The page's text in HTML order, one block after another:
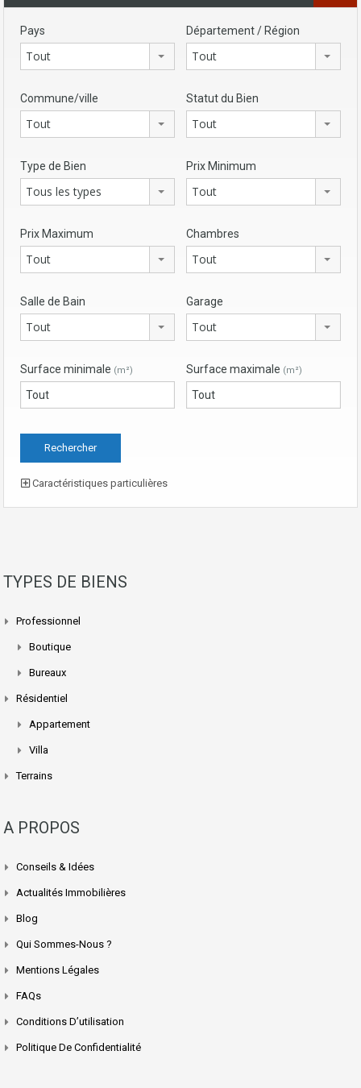
Pays
Tout
Département / Région
Tout
Commune/ville
Tout
Statut du Bien
Tout
Type de Bien
Tous les types
Prix Minimum
Tout
Prix Maximum
Tout
Chambres
Tout
Salle de Bain
Tout
Garage
Tout
Surface minimale (m²) Surface maximale (m²)
Caractéristiques particulières
TYPES DE BIENS
Professionnel
Boutique
Bureaux
Résidentiel
Appartement
Villa
Terrains
A PROPOS
Conseils & Idées
Actualités Immobilières
Blog
Qui Sommes-Nous ?
Mentions Légales
FAQs
Conditions D’utilisation
Politique De Confidentialité